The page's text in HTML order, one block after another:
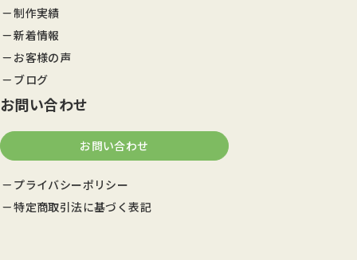
制作実績
新着情報
お客様の声
ブログ
お問い合わせ
お問い合わせ
プライバシーポリシー
特定商取引法に基づく表記